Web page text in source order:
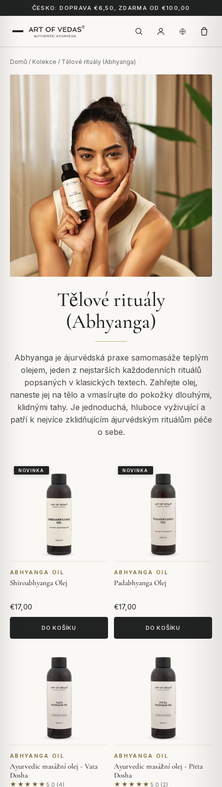
ČESKO: DOPRAVA €6,50, ZDARMA OD €100,00
Domů / Kolekce / Tělové rituály (Abhyanga)
Tělové rituály
(Abhyanga)
Abhyanga je ájurvédská praxe samomasáže teplým
olejem, jeden z nejstarších každodenních rituálů
popsaných v klasických textech. Zahřejte olej,
naneste jej na tělo a vmasírujte do pokožky dlouhými,
klidnými tahy. Je jednoduchá, hluboce vyživující a
patří k nejvíce zklidňujícím ájurvédským rituálům péče
o sebe.
NOVINKA
ABHYANGA OIL
Shiroabhyanga Olej
€17,00
DO KOŠÍKU
NOVINKA
ABHYANGA OIL
Padabhyanga Olej
€17,00
DO KOŠÍKU
ABHYANGA OIL
Ayurvedic masážní olej - Vata
Dosha
★★★★★ 5.0 (4)
ABHYANGA OIL
Ayurvedic masážní olej - Pitta
Dosha
★★★★★ 5.0 (2)